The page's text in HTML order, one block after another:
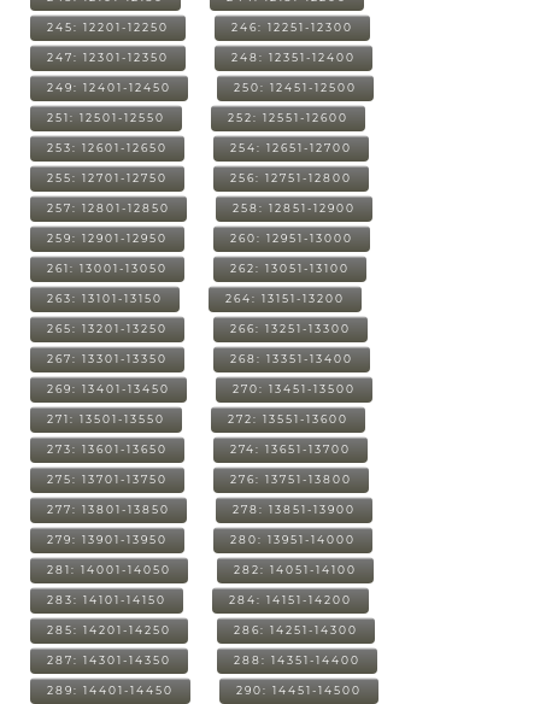
245: 12201-12250 246: 12251-12300
247: 12301-12350 248: 12351-12400
249: 12401-12450 250: 12451-12500
251: 12501-12550 252: 12551-12600
253: 12601-12650 254: 12651-12700
255: 12701-12750 256: 12751-12800
257: 12801-12850 258: 12851-12900
259: 12901-12950 260: 12951-13000
261: 13001-13050 262: 13051-13100
263: 13101-13150 264: 13151-13200
265: 13201-13250 266: 13251-13300
267: 13301-13350 268: 13351-13400
269: 13401-13450 270: 13451-13500
271: 13501-13550 272: 13551-13600
273: 13601-13650 274: 13651-13700
275: 13701-13750 276: 13751-13800
277: 13801-13850 278: 13851-13900
279: 13901-13950 280: 13951-14000
281: 14001-14050 282: 14051-14100
283: 14101-14150 284: 14151-14200
285: 14201-14250 286: 14251-14300
287: 14301-14350 288: 14351-14400
289: 14401-14450 290: 14451-14500